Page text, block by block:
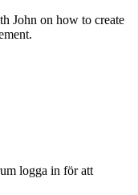
John on how to create
logga in för att